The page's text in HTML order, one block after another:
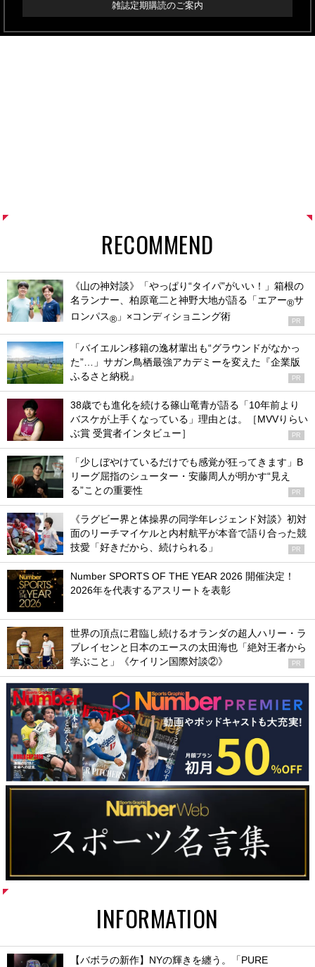
雑誌定期購読のご案内
RECOMMEND
《山の神対談》「やっぱり“タイパ”がいい！」箱根の
名ランナー、柏原竜二と神野大地が語る「エアー®サ
ロンパス® 」×コンディショニング術 PR
「バイエルン移籍の逸材輩出も“グラウンドがなかっ
た”…」サガン鳥栖最強アカデミーを変えた『企業版
ふるさと納税』
PR
38歳でも進化を続ける篠山竜青が語る「10年前より
バスケが上手くなっている」理由とは。［MVVりらい
ぶ賞 受賞者インタビュー］
PR
「少しぼやけているだけでも感覚が狂ってきます」B
リーグ屈指のシューター・安藤周人が明かす“見え
る”ことの重要性
PR
《ラグビー界と体操界の同学年レジェンド対談》初対
面のリーチマイケルと内村航平が本音で語り合った競
技愛「好きだから、続けられる」
PR
Number SPORTS OF THE YEAR 2026 開催決定！
2026年を代表するアスリートを表彰
世界の頂点に君臨し続けるオランダの超人ハリー・ラ
ブレイセンと日本のエースの太田海也「絶対王者から
学ぶこと」《ケイリン国際対談②》
PR
INFORMATION
【バボラの新作】NYの輝きを纏う。「PURE